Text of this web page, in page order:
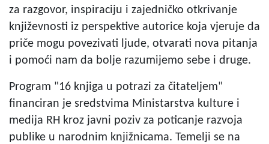
za razgovor, inspiraciju i zajedničko otkrivanje
književnosti iz perspektive autorice koja vjeruje da
priče mogu povezivati ljude, otvarati nova pitanja
i pomoći nam da bolje razumijemo sebe i druge.
Program "16 knjiga u potrazi za čitateljem"
financiran je sredstvima Ministarstva kulture i
medija RH kroz javni poziv za poticanje razvoja
publike u narodnim knjižnicama. Temelji se na